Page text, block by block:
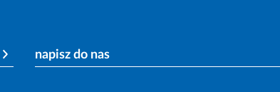
napisz do nas